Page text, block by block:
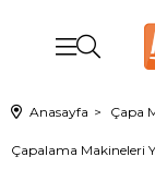
Anasayfa Çapa
Çapalama Makineleri